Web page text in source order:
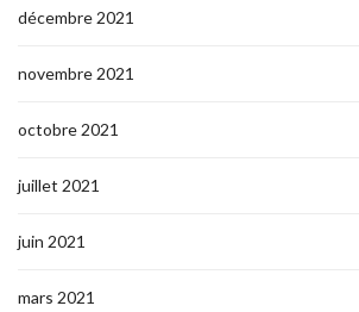
décembre 2021
novembre 2021
octobre 2021
juillet 2021
juin 2021
mars 2021